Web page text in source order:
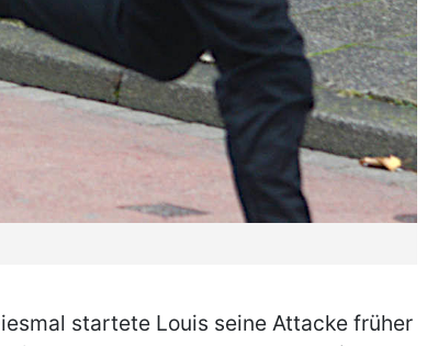
startete Louis seine Attacke früher